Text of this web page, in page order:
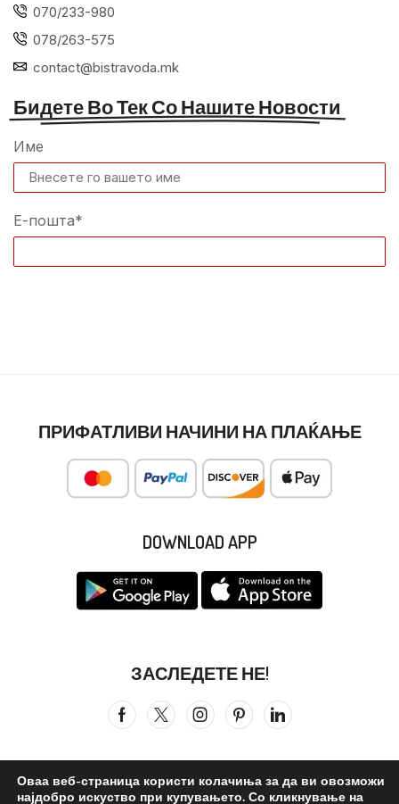
070/233-980
078/263-575
contact@bistravoda.mk
Бидете Во Тек Со Нашите Новости
Име
Е-пошта*
ПРИФАТЛИВИ НАЧИНИ НА ПЛАЌАЊЕ
DOWNLOAD APP
ЗАСЛЕДЕТЕ НЕ!
Оваа веб-страница користи колачиња за да ви овозможи
најдобро искуство при купувањето. Со кликнување на